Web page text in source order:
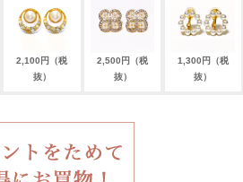
2,100円（税
抜）
2,500円（税
抜）
1,300円（税
抜）